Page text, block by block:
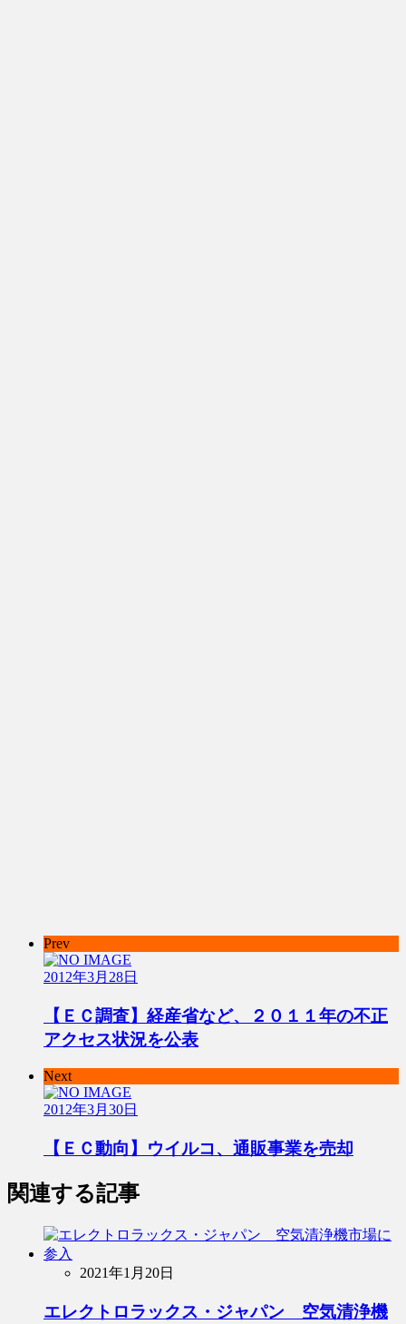
Prev
2012年3月28日
【ＥＣ調査】経産省など、２０１１年の不正
アクセス状況を公表
Next
2012年3月30日
【ＥＣ動向】ウイルコ、通販事業を売却
関連する記事
2021年1月20日
エレクトロラックス・ジャパン 空気清浄機